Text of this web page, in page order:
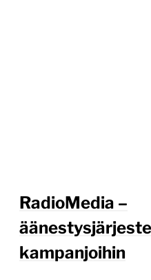
RadioMedia –
kampanjoihin